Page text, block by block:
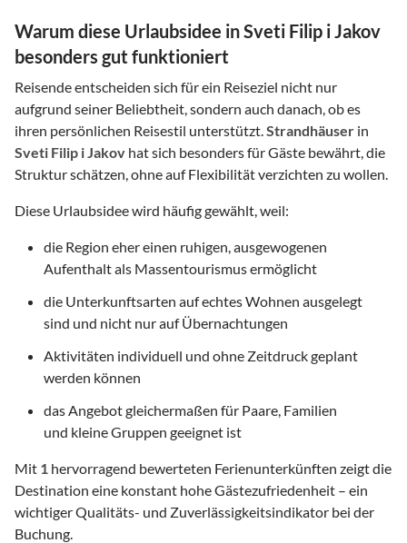
Warum diese Urlaubsidee in Sveti Filip i Jakov
besonders gut funktioniert
Reisende entscheiden sich für ein Reiseziel nicht nur
aufgrund seiner Beliebtheit, sondern auch danach, ob es
ihren persönlichen Reisestil unterstützt. Strandhäuser in
Sveti Filip i Jakov hat sich besonders für Gäste bewährt, die
Struktur schätzen, ohne auf Flexibilität verzichten zu wollen.
Diese Urlaubsidee wird häufig gewählt, weil:
die Region eher einen ruhigen, ausgewogenen
Aufenthalt als Massentourismus ermöglicht
die Unterkunftsarten auf echtes Wohnen ausgelegt
sind und nicht nur auf Übernachtungen
Aktivitäten individuell und ohne Zeitdruck geplant
werden können
das Angebot gleichermaßen für Paare, Familien
und kleine Gruppen geeignet ist
Mit 1 hervorragend bewerteten Ferienunterkünften zeigt die
Destination eine konstant hohe Gästezufriedenheit – ein
wichtiger Qualitäts- und Zuverlässigkeitsindikator bei der
Buchung.